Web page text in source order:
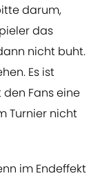
darum,
das
nicht buht.
Es ist
Fans eine
Turnier nicht
im Endeffekt